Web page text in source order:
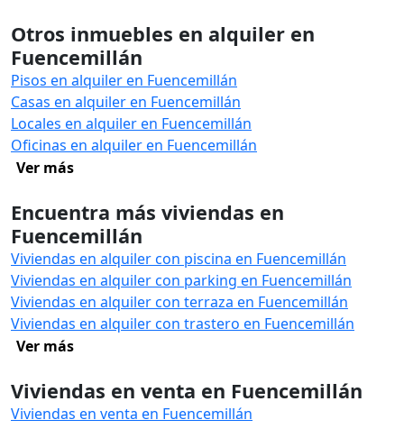
Otros inmuebles en alquiler en
Fuencemillán
Pisos en alquiler en Fuencemillán
Casas en alquiler en Fuencemillán
Locales en alquiler en Fuencemillán
Oficinas en alquiler en Fuencemillán
Ver más
Encuentra más viviendas en
Fuencemillán
Viviendas en alquiler con piscina en Fuencemillán
Viviendas en alquiler con parking en Fuencemillán
Viviendas en alquiler con terraza en Fuencemillán
Viviendas en alquiler con trastero en Fuencemillán
Ver más
Viviendas en venta en Fuencemillán
Viviendas en venta en Fuencemillán